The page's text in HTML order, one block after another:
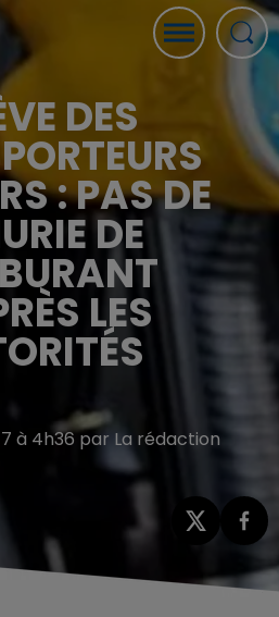
DES
: PAS DE
DE
LES
à 4h36 par La rédaction